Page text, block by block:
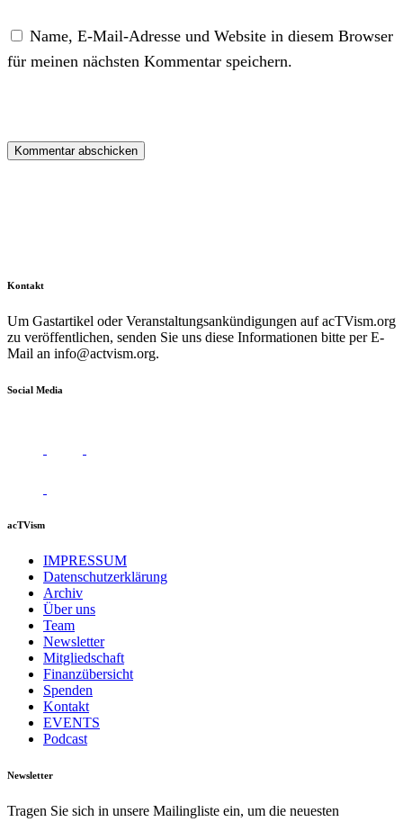
Name, E-Mail-Adresse und Website in diesem Browser
für meinen nächsten Kommentar speichern.
Kontakt
Um Gastartikel oder Veranstaltungsankündigungen auf acTVism.org
zu veröffentlichen, senden Sie uns diese Informationen bitte per E-
Mail an info@actvism.org.
Social Media
acTVism
IMPRESSUM
Datenschutzerklärung
Archiv
Über uns
Team
Newsletter
Mitgliedschaft
Finanzübersicht
Spenden
Kontakt
EVENTS
Podcast
Newsletter
Tragen Sie sich in unsere Mailingliste ein, um die neuesten